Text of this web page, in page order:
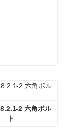
2 六角ボル
ト